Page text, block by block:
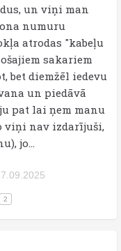
un viņi man
numuru
atrodas "kabeļu
sakariem
bet diemžēl iedevu
un piedāvā
pat lai ņem manu
viņi nav izdarījuši,
jo...
2